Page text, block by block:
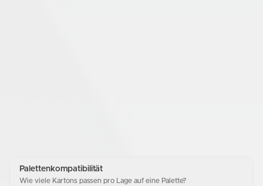
Palettenkompatibilität
Wie viele Kartons passen pro Lage auf eine Palette?